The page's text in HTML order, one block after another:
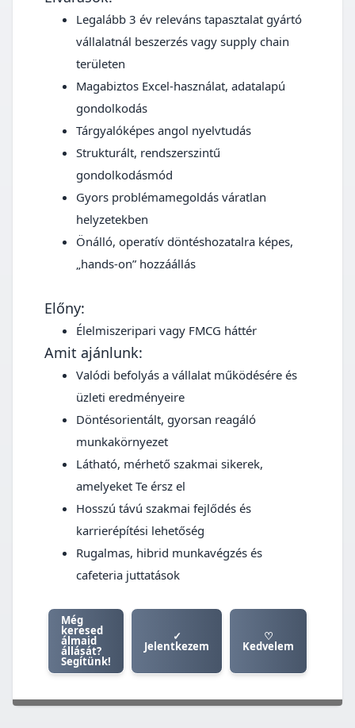
Legalább 3 év releváns tapasztalat gyártó
vállalatnál beszerzés vagy supply chain
területen
Magabiztos Excel-használat, adatalapú
gondolkodás
Tárgyalóképes angol nyelvtudás
Strukturált, rendszerszintű
gondolkodásmód
Gyors problémamegoldás váratlan
helyzetekben
Önálló, operatív döntéshozatalra képes,
„hands-on” hozzáállás
Előny:
Élelmiszeripari vagy FMCG háttér
Amit ajánlunk:
Valódi befolyás a vállalat működésére és
üzleti eredményeire
Döntésorientált, gyorsan reagáló
munkakörnyezet
Látható, mérhető szakmai sikerek,
amelyeket Te érsz el
Hosszú távú szakmai fejlődés és
karrierépítési lehetőség
Rugalmas, hibrid munkavégzés és
cafeteria juttatások
Még
keresed
álmaid
állását?
Segítünk!
✓
Jelentkezem
♡
Kedvelem